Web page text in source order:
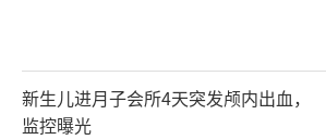
新生儿进月子会所4天突发颅内出血，
监控曝光